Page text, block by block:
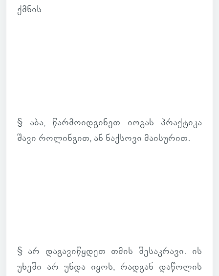
ქმნის.
§ აბა, წარ­მო­იდ­გი­ნეთ იოგას პრაქ­ტიკა
შავი რო­ლინ­გით, ან ნაქ­სოვი მა­ი­სუ­რით.
§ არ და­გა­ვი­წყდეთ თმის შე­საკ­რავი. ის
უხეში არ უნდა იყოს, რად­გან და­წო­ლის